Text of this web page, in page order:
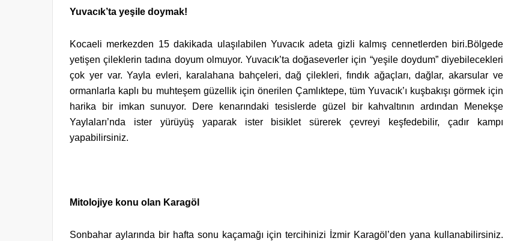
Yuvacık’ta yeşile doymak!
Kocaeli merkezden 15 dakikada ulaşılabilen Yuvacık adeta gizli kalmış cennetlerden biri.Bölgede
yetişen çileklerin tadına doyum olmuyor. Yuvacık’ta doğaseverler için “yeşile doydum” diyebilecekleri
çok yer var. Yayla evleri, karalahana bahçeleri, dağ çilekleri, fındık ağaçları, dağlar, akarsular ve
ormanlarla kaplı bu muhteşem güzellik için önerilen Çamlıktepe, tüm Yuvacık’ı kuşbakışı görmek için
harika bir imkan sunuyor. Dere kenarındaki tesislerde güzel bir kahvaltının ardından Menekşe
Yaylaları’nda ister yürüyüş yaparak ister bisiklet sürerek çevreyi keşfedebilir, çadır kampı
yapabilirsiniz.
Mitolojiye konu olan Karagöl
Sonbahar aylarında bir hafta sonu kaçamağı için tercihinizi İzmir Karagöl’den yana kullanabilirsiniz.